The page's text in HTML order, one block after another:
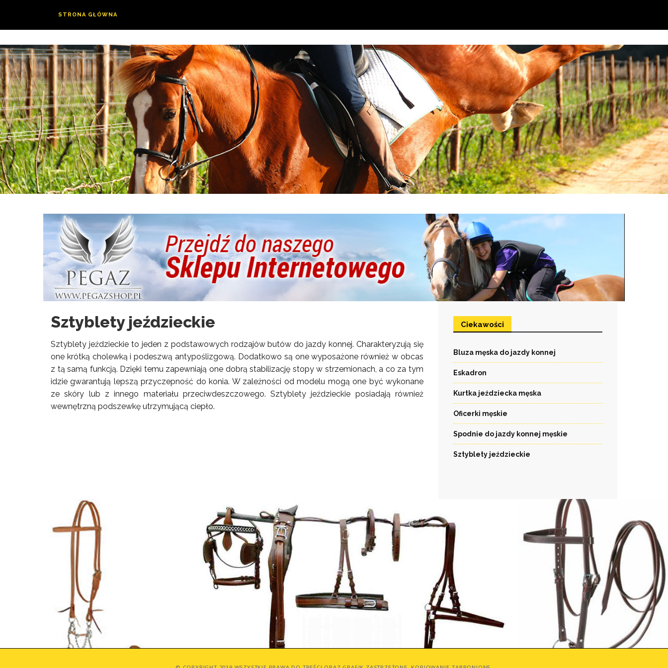
STRONA GŁÓWNA
Sztyblety jeździeckie
Sztyblety jeździeckieto jeden z podstawowych rodzajów butów do jazdy konnej. Charakteryzują się
one krótką cholewką i podeszwą antypoślizgową. Dodatkowo są one wyposażone również w obcas
z tą samą funkcją. Dzięki temu zapewniają one dobrą stabilizację stopy w strzemionach, a co za tym
idzie gwarantują lepszą przyczepność do konia. W zależności od modelu mogą one być wykonane
ze skóry lub z innego materiału przeciwdeszczowego.Sztyblety jeździeckie posiadają również
wewnętrzną podszewkę utrzymującą ciepło.
Ciekawości
Bluza męska do jazdy konnej
Eskadron
Kurtka jeździecka męska
Oficerki męskie
Spodnie do jazdy konnej męskie
Sztyblety jeździeckie